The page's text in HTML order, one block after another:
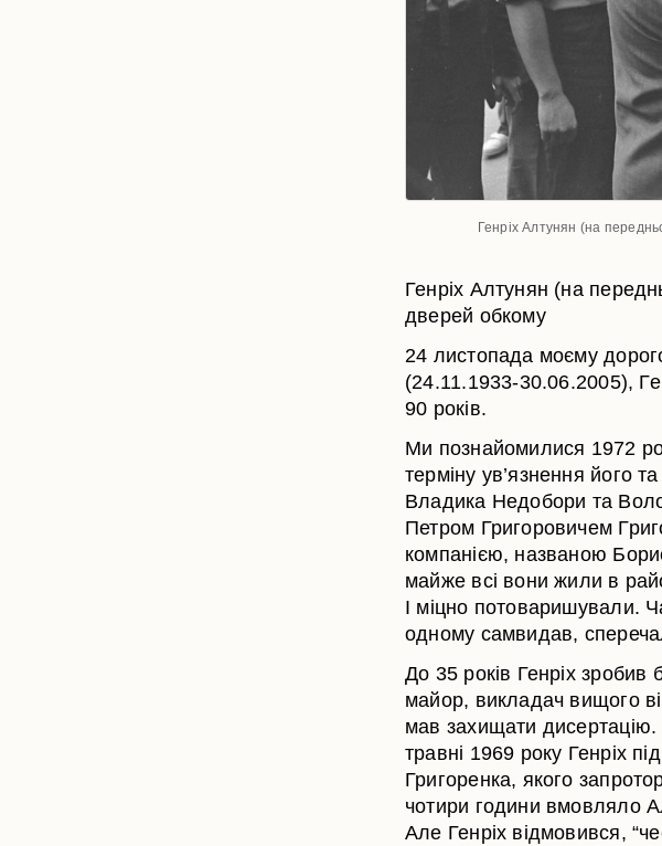
Генріх Алтунян (на
Генріх Алтунян (на
дверей обкому
24 листопада моєму
(24.11.1933-30.06.2005),
90 років.
Ми познайомилися 1972
терміну ув’язнення його
Владика Недобори та
Петром Григоровичем
компанією, названою
майже всі вони жили в
І міцно потоваришували.
одному самвидав,
До 35 років Генріх зробив
майор, викладач вищого
мав захищати
травні 1969 року Генріх
Григоренка, якого
чотири години вмовляло
Але Генріх відмовився,